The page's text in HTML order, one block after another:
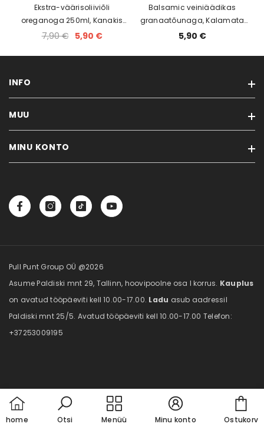
Ekstra-väärisoliiviõli
oreganoga 250ml, Kanakis
Family, Kalamata
7,90 € 5,90 €
Balsamic veiniäädikas
granaatõunaga, Kalamata
250ml
5,90 €
INFO
Müügi- ja tagastustingimused
Privaatsuspoliitika
MUU
Kaubamärgid
Sisukaart
MINU KONTO
Tellimuste ajalugu
Tellitud tooted
Pull Punt Group OÜ @2026
Asume Paldiski mnt 29, Tallinn, hoovipoolne osa I korrus. Kauplus
on avatud tööpäeviti kell 10.00-17.00. Ladu asub aadressil
Paldiski mnt 25/5. Avatud tööpäeviti kell 10.00-17.00 Telefon:
+37253009195
home Otsi Menüü Minu konto
Ostukorv